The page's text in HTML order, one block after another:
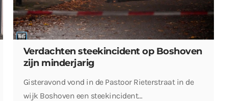
Verdachten steekincident op Boshoven
zijn minderjarig
Gisteravond vond in de Pastoor Rieterstraat in de
wijk Boshoven een steekincident…